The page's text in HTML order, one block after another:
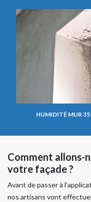
HUMIDITÉ MUR 35
Comment allons-
votre façade ?
Avant de passer à
nos artisans vont